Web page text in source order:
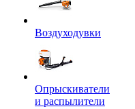
Воздуходувки
Опрыскиватели
и распылители